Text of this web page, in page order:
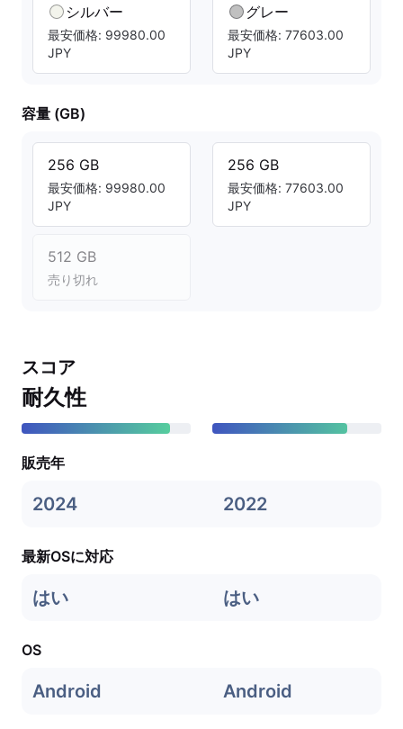
シルバー
最安価格: 99980.00
JPY
グレー
最安価格: 77603.00
JPY
容量 (GB)
256 GB
最安価格: 99980.00
JPY
512 GB
売り切れ
256 GB
最安価格: 77603.00
JPY
スコア
耐久性
販売年
2024 2022
最新OSに対応
はい はい
OS
Android Android